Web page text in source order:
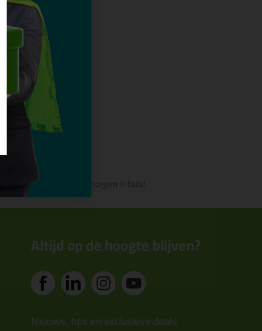
vandaag besteld, morgen in huis!
Altijd op de hoogte blijven?
Nieuws, tips en exclusieve deals